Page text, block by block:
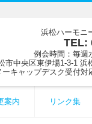
浜松ハーモニ
TEL:
例会時間：毎週
市中央区東伊場1-3-1 浜
ーキャップデスク受付対
案内 リンク集